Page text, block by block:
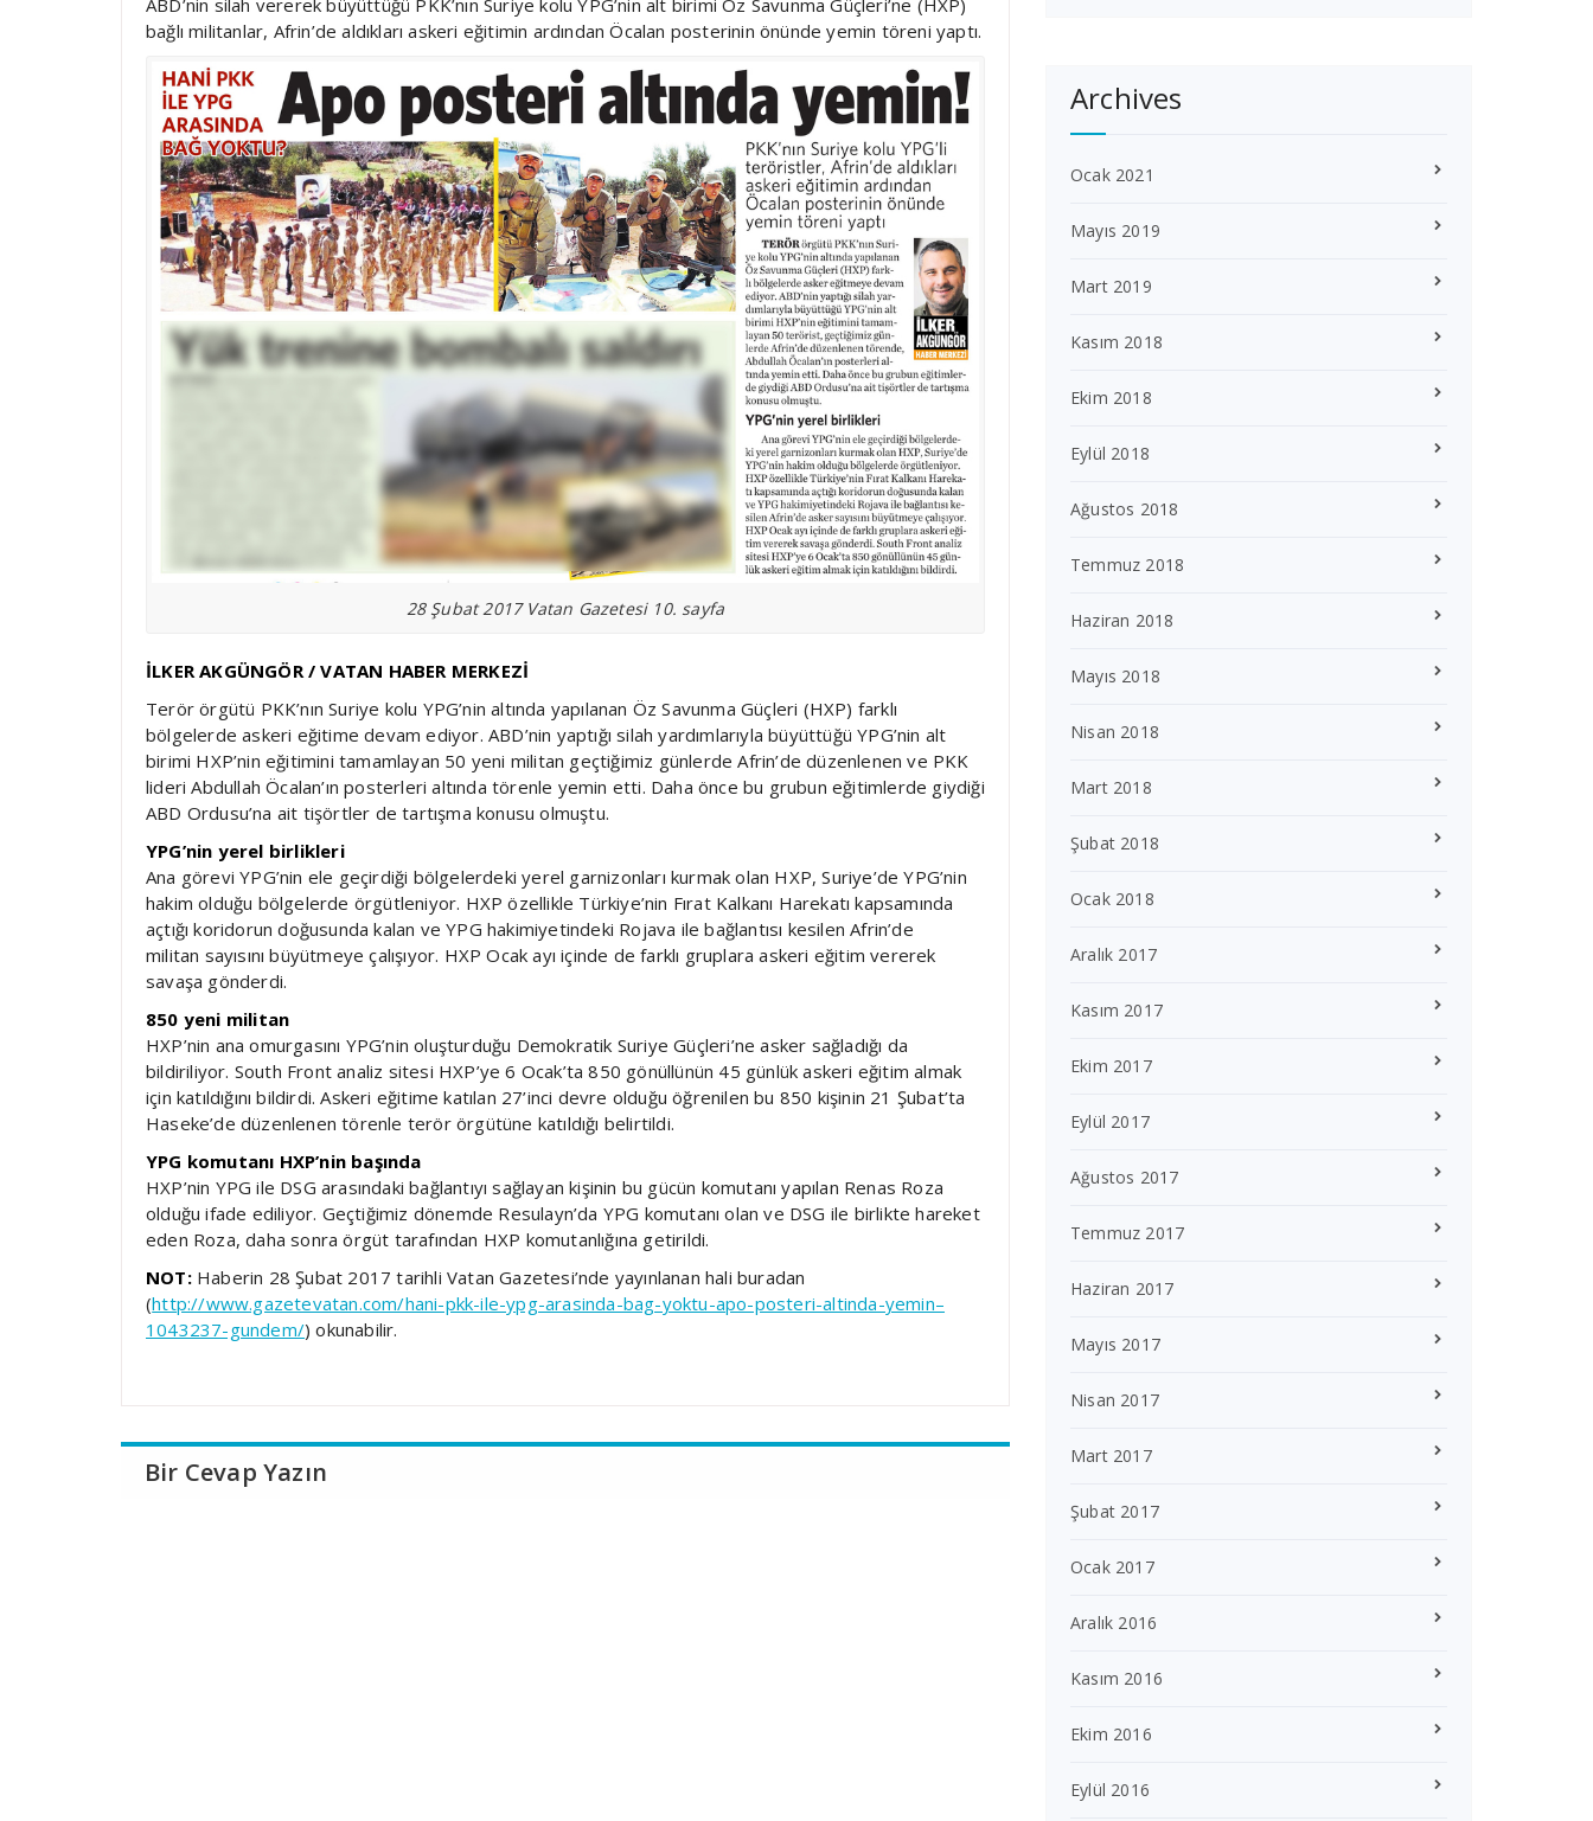
ABD’nin silah vererek büyüttüğü PKK’nın Suriye kolu YPG’nin alt birimi Öz Savunma Güçleri’ne (HXP)
bağlı militanlar, Afrin’de aldıkları askeri eğitimin ardından Öcalan posterinin önünde yemin töreni yaptı.
28 Şubat 2017 Vatan Gazetesi 10. sayfa
İLKER AKGÜNGÖR / VATAN HABER MERKEZİ
Terör örgütü PKK’nın Suriye kolu YPG’nin altında yapılanan Öz Savunma Güçleri (HXP) farklı
bölgelerde askeri eğitime devam ediyor. ABD’nin yaptığı silah yardımlarıyla büyüttüğü YPG’nin alt
birimi HXP’nin eğitimini tamamlayan 50 yeni militan geçtiğimiz günlerde Afrin’de düzenlenen ve PKK
lideri Abdullah Öcalan’ın posterleri altında törenle yemin etti. Daha önce bu grubun eğitimlerde giydiği
ABD Ordusu’na ait tişörtler de tartışma konusu olmuştu.
YPG’nin yerel birlikleri
Ana görevi YPG’nin ele geçirdiği bölgelerdeki yerel garnizonları kurmak olan HXP, Suriye’de YPG’nin
hakim olduğu bölgelerde örgütleniyor. HXP özellikle Türkiye’nin Fırat Kalkanı Harekatı kapsamında
açtığı koridorun doğusunda kalan ve YPG hakimiyetindeki Rojava ile bağlantısı kesilen Afrin’de
militan sayısını büyütmeye çalışıyor. HXP Ocak ayı içinde de farklı gruplara askeri eğitim vererek
savaşa gönderdi.
850 yeni militan
HXP’nin ana omurgasını YPG’nin oluşturduğu Demokratik Suriye Güçleri’ne asker sağladığı da
bildiriliyor. South Front analiz sitesi HXP’ye 6 Ocak’ta 850 gönüllünün 45 günlük askeri eğitim almak
için katıldığını bildirdi. Askeri eğitime katılan 27’inci devre olduğu öğrenilen bu 850 kişinin 21 Şubat’ta
Haseke’de düzenlenen törenle terör örgütüne katıldığı belirtildi.
YPG komutanı HXP’nin başında
HXP’nin YPG ile DSG arasındaki bağlantıyı sağlayan kişinin bu gücün komutanı yapılan Renas Roza
olduğu ifade ediliyor. Geçtiğimiz dönemde Resulayn’da YPG komutanı olan ve DSG ile birlikte hareket
eden Roza, daha sonra örgüt tarafından HXP komutanlığına getirildi.
NOT:Haberin 28 Şubat 2017 tarihli Vatan Gazetesi’nde yayınlanan hali buradan
(http://www.gazetevatan.com/hani-pkk-ile-ypg-arasinda-bag-yoktu-apo-posteri-altinda-yemin–
1043237-gundem/) okunabilir.
Bir Cevap Yazın
Archives
Ocak 2021
Mayıs 2019
Mart 2019
Kasım 2018
Ekim 2018
Eylül 2018
Ağustos 2018
Temmuz 2018
Haziran 2018
Mayıs 2018
Nisan 2018
Mart 2018
Şubat 2018
Ocak 2018
Aralık 2017
Kasım 2017
Ekim 2017
Eylül 2017
Ağustos 2017
Temmuz 2017
Haziran 2017
Mayıs 2017
Nisan 2017
Mart 2017
Şubat 2017
Ocak 2017
Aralık 2016
Kasım 2016
Ekim 2016
Eylül 2016